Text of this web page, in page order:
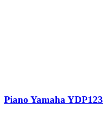
Piano Yamaha YDP123